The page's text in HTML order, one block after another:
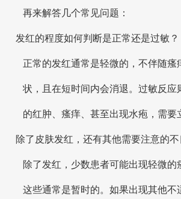
再来解答几个常见问题：
发红的程度如何判断是正常还是过敏？
正常的发红通常是轻微的，不伴随瘙
状，且在短时间内会消退。过敏反应
的红肿、瘙痒、甚至出现水疱，需要
除了皮肤发红，还有其他需要注意的不
除了发红，少数患者可能出现轻微的
这些通常是暂时的。如果出现其他不